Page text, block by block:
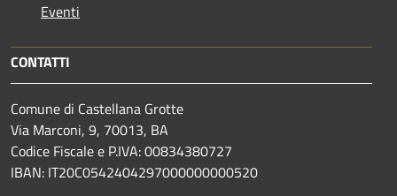
Eventi
CONTATTI
Comune di Castellana Grotte
Via Marconi, 9, 70013, BA
Codice Fiscale e P.IVA: 00834380727
IBAN: IT20C0542404297000000000520